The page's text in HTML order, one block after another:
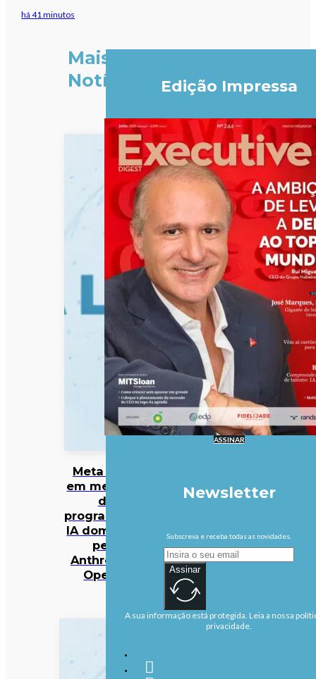
há 41 minutos
Mais
Notícias
Meta entra
em mercado
da
programação
IA dominado
pela
Anthropic e
OpenAI
Edição Impressa
ASSINAR
Newsletter
Subscreva e receba todas as novidades.
Assinar
A sua informação está protegida. Leia a nossa
privacidade.